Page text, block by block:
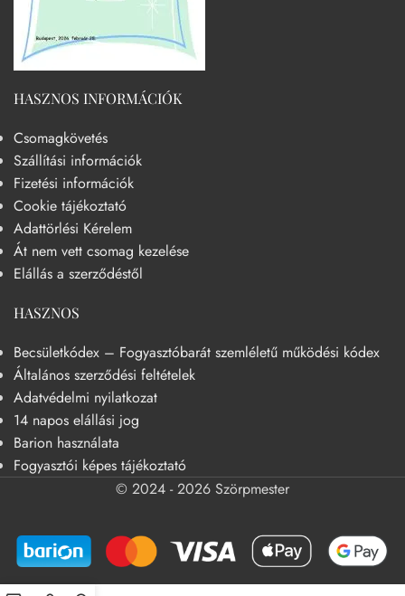
HASZNOS INFORMÁCIÓK
Csomagkövetés
Szállítási információk
Fizetési információk
Cookie tájékoztató
Adattörlési Kérelem
Át nem vett csomag kezelése
Elállás a szerződéstől
HASZNOS
Becsületkódex – Fogyasztóbarát szemléletű működési kódex
Általános szerződési feltételek
Adatvédelmi nyilatkozat
14 napos elállási jog
Barion használata
Fogyasztói képes tájékoztató
© 2024 - 2026 Szörpmester